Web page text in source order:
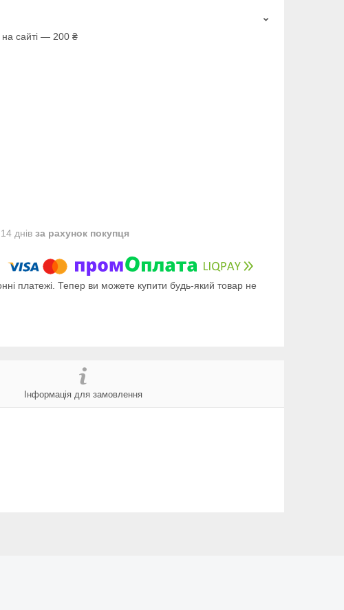
сайті — 200 ₴
днів за рахунок покупця
платежі. Тепер ви можете купити будь-який товар не
Інформація для замовлення